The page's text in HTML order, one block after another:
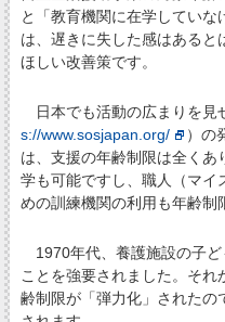
と「教育機関に在学していな
は、遅きに失した感はあると
ほしい改善策です。
日本でも活動の広まりを見
s://www.sosjapan.org/
）の
は、支援の年齢制限は全くあ
学も可能ですし、職人（マイ
めの訓練機関の利用も年齢制
1970年代、養護施設の子ど
ことを強要されました。そ
齢制限が「弾力化」されたの